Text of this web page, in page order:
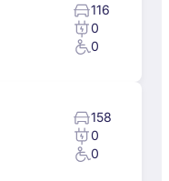
116
0
0
158
0
0